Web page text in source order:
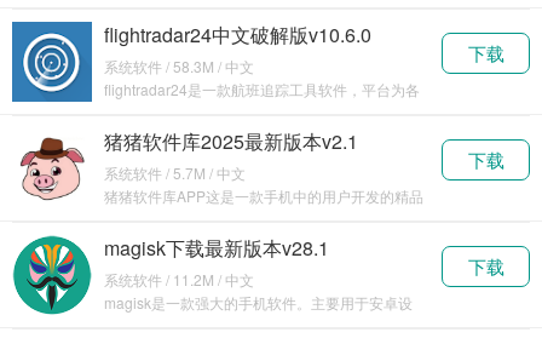
flightradar24中文破解版v10.6.0
系统软件 / 58.3M / 中文
flightradar24是一款航班追踪工具软件，平台为各
下载
猪猪软件库2025最新版本v2.1
系统软件 / 5.7M / 中文
猪猪软件库APP这是一款手机中的用户开发的精品
下载
magisk下载最新版本v28.1
系统软件 / 11.2M / 中文
magisk是一款强大的手机软件。主要用于安卓设
下载